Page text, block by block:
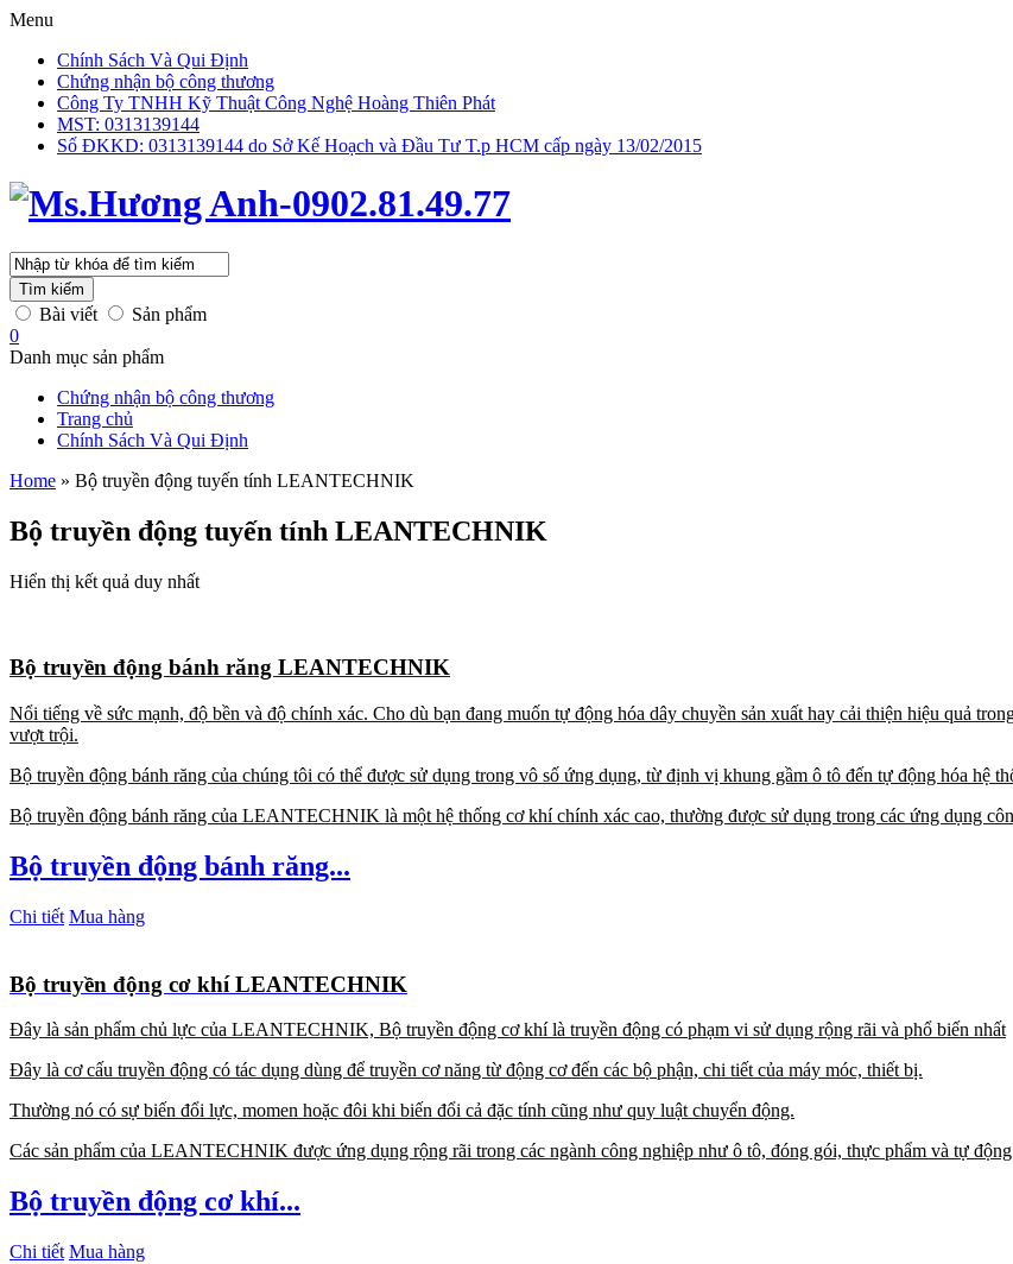
Menu
Chính Sách Và Qui Định
Chứng nhận bộ công thương
Công Ty TNHH Kỹ Thuật Công Nghệ Hoàng Thiên Phát
MST: 0313139144
Số ĐKKD: 0313139144 do Sở Kế Hoạch và Đầu Tư T.p HCM cấp ngày 13/02/2015
Tìm kiếm
Bài viết
Sản phẩm
0
Danh mục sản phẩm
Chứng nhận bộ công thương
Trang chủ
Chính Sách Và Qui Định
Home » Bộ truyền động tuyến tính LEANTECHNIK
Bộ truyền động tuyến tính LEANTECHNIK
Hiển thị kết quả duy nhất
Bộ truyền động bánh răng LEANTECHNIK
Nổi tiếng về sức mạnh, độ bền và độ chính xác. Cho dù bạn đang muốn tự động hóa dây chuyền sản xuất hay cải thiện hiệu quả
vượt trội.
Bộ truyền động bánh răng của chúng tôi có thể được sử dụng trong vô số ứng dụng, từ định vị khung gầm ô tô đến tự động hóa hệ
Bộ truyền động bánh răng của LEANTECHNIK là một hệ thống cơ khí chính xác cao, thường được sử dụng trong các ứng dụng
Bộ truyền động bánh răng...
Chi tiết Mua hàng
Bộ truyền động cơ khí LEANTECHNIK
Đây là sản phẩm chủ lực của LEANTECHNIK, Bộ truyền động cơ khí là truyền động có phạm vi sử dụng rộng rãi và phổ biến nhất
Đây là cơ cấu truyền động có tác dụng dùng để truyền cơ năng từ động cơ đến các bộ phận, chi tiết của máy móc, thiết bị.
Thường nó có sự biến đổi lực, momen hoặc đôi khi biến đổi cả đặc tính cũng như quy luật chuyển động.
Các sản phẩm của LEANTECHNIK được ứng dụng rộng rãi trong các ngành công nghiệp như ô tô, đóng gói, thực phẩm và tự động
Bộ truyền động cơ khí...
Chi tiết Mua hàng